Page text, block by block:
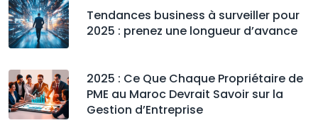
Tendances business à surveiller pour
2025 : prenez une longueur d’avance
2025 : Ce Que Chaque Propriétaire de
PME au Maroc Devrait Savoir sur la
Gestion d’Entreprise